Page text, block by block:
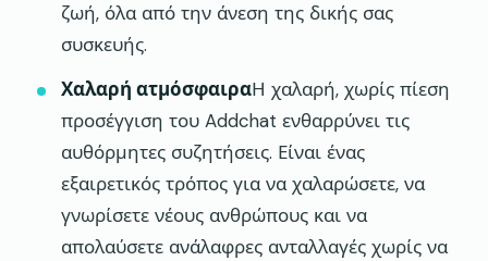
ζωή, όλα από την άνεση της δικής σας
συσκευής.
Χαλαρή ατμόσφαιραΗ χαλαρή, χωρίς πίεση
προσέγγιση του Addchat ενθαρρύνει τις
αυθόρμητες συζητήσεις. Είναι ένας
εξαιρετικός τρόπος για να χαλαρώσετε, να
γνωρίσετε νέους ανθρώπους και να
απολαύσετε ανάλαφρες ανταλλαγές χωρίς να